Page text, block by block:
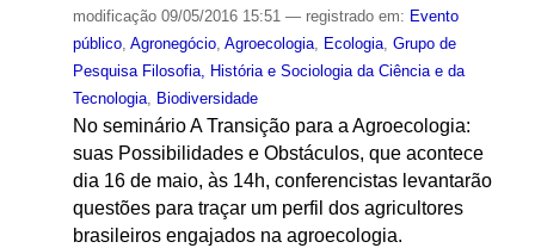
modificação09/05/2016 15:51 — registrado em: Evento
público, Agronegócio, Agroecologia, Ecologia, Grupo de
Pesquisa Filosofia, História e Sociologia da Ciência e da
Tecnologia, Biodiversidade
No seminário A Transição para a Agroecologia:
suas Possibilidades e Obstáculos, que acontece
dia 16 de maio, às 14h, conferencistas levantarão
questões para traçar um perfil dos agricultores
brasileiros engajados na agroecologia.